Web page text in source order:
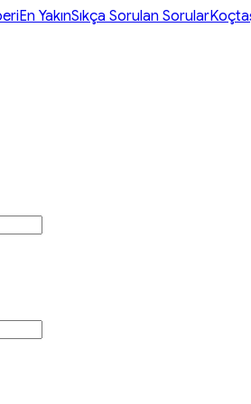
En YakınSıkça Sorulan Sorular